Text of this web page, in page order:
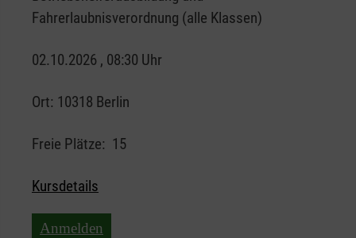
Fahrerlaubnisverordnung (alle Klassen)
02.10.2026 , 08:30 Uhr
Ort: 10318 Berlin
Freie Plätze: 15
Kursdetails
Anmelden